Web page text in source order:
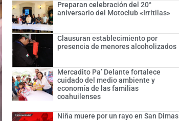
Preparan celebración del 20°
aniversario del Motoclub «Irritilas»
Clausuran establecimiento por
presencia de menores alcoholizados
Mercadito Pa’ Delante fortalece
cuidado del medio ambiente y
economía de las familias
coahuilenses
Niña muere por un rayo en San Dimas